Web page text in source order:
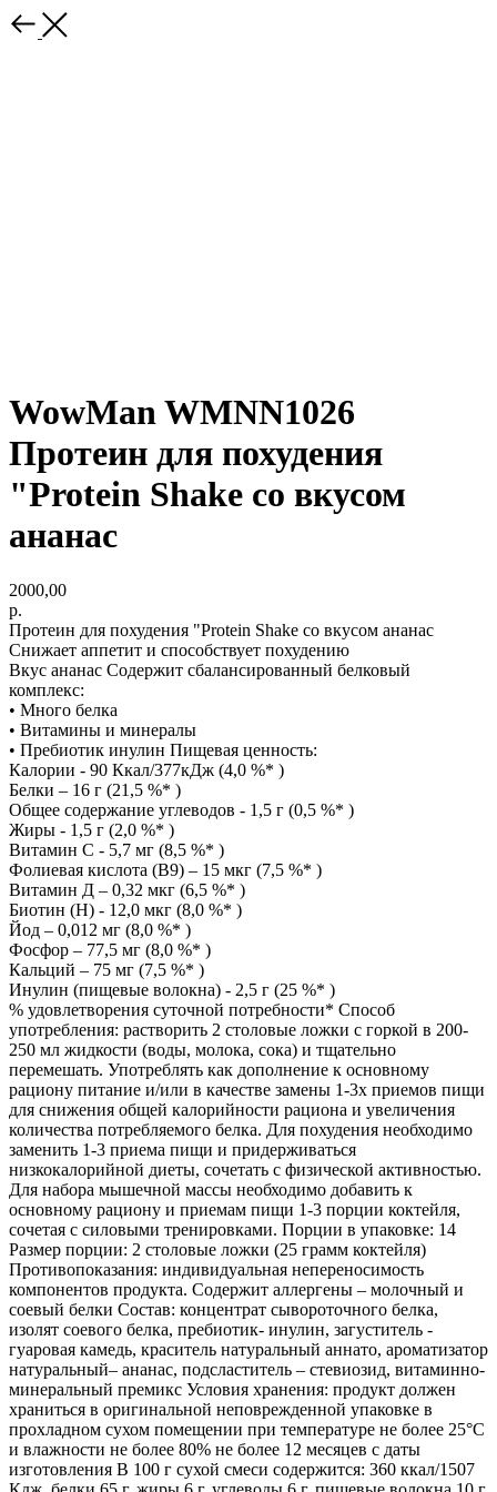
WowMan WMNN1026
Протеин для похудения
"Protein Shake со вкусом
ананас
2000,00
р.
Протеин для похудения "Protein Shake со вкусом ананас
Снижает аппетит и способствует похудению
Вкус ананас Содержит сбалансированный белковый
комплекс:
• Много белка
• Витамины и минералы
• Пребиотик инулин Пищевая ценность:
Калории - 90 Ккал/377кДж (4,0 %* )
Белки – 16 г (21,5 %* )
Общее содержание углеводов - 1,5 г (0,5 %* )
Жиры - 1,5 г (2,0 %* )
Витамин С - 5,7 мг (8,5 %* )
Фолиевая кислота (В9) – 15 мкг (7,5 %* )
Витамин Д – 0,32 мкг (6,5 %* )
Биотин (Н) - 12,0 мкг (8,0 %* )
Йод – 0,012 мг (8,0 %* )
Фосфор – 77,5 мг (8,0 %* )
Кальций – 75 мг (7,5 %* )
Инулин (пищевые волокна) - 2,5 г (25 %* )
% удовлетворения суточной потребности* Способ
употребления: растворить 2 столовые ложки с горкой в 200-
250 мл жидкости (воды, молока, сока) и тщательно
перемешать. Употреблять как дополнение к основному
рациону питание и/или в качестве замены 1-3х приемов пищи
для снижения общей калорийности рациона и увеличения
количества потребляемого белка. Для похудения необходимо
заменить 1-3 приема пищи и придерживаться
низкокалорийной диеты, сочетать с физической активностью.
Для набора мышечной массы необходимо добавить к
основному рациону и приемам пищи 1-3 порции коктейля,
сочетая с силовыми тренировками. Порции в упаковке: 14
Размер порции: 2 столовые ложки (25 грамм коктейля)
Противопоказания: индивидуальная непереносимость
компонентов продукта. Содержит аллергены – молочный и
соевый белки Состав: концентрат сывороточного белка,
изолят соевого белка, пребиотик- инулин, загуститель -
гуаровая камедь, краситель натуральный аннато, ароматизатор
натуральный– ананас, подсластитель – стевиозид, витаминно-
минеральный премикс Условия хранения: продукт должен
храниться в оригинальной неповрежденной упаковке в
прохладном сухом помещении при температуре не более 25°C
и влажности не более 80% не более 12 месяцев с даты
изготовления В 100 г сухой смеси содержится: 360 ккал/1507